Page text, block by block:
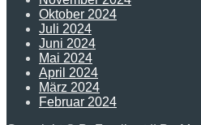
Oktober 2024
Juli 2024
Juni 2024
Mai 2024
April 2024
März 2024
Februar 2024